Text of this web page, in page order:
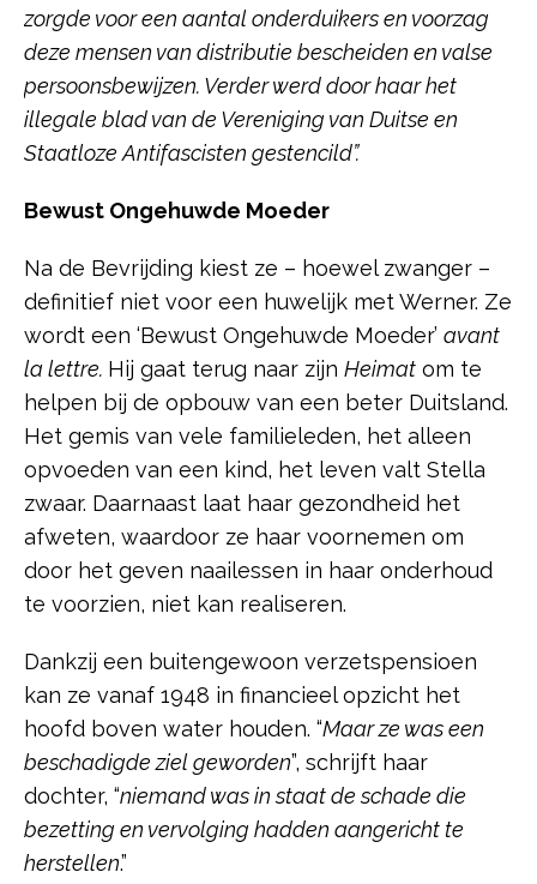
zorgde voor een aantal onderduikers en voorzag
deze mensen van distributie bescheiden en valse
persoonsbewijzen. Verder werd door haar het
illegale blad van de Vereniging van Duitse en
Staatloze Antifascisten gestencild”.
Bewust Ongehuwde Moeder
Na de Bevrijding kiest ze – hoewel zwanger –
definitief niet voor een huwelijk met Werner. Ze
wordt een ‘Bewust Ongehuwde Moeder’ avant
la lettre. Hij gaat terug naar zijn Heimat om te
helpen bij de opbouw van een beter Duitsland.
Het gemis van vele familieleden, het alleen
opvoeden van een kind, het leven valt Stella
zwaar. Daarnaast laat haar gezondheid het
afweten, waardoor ze haar voornemen om
door het geven naailessen in haar onderhoud
te voorzien, niet kan realiseren.
Dankzij een buitengewoon verzetspensioen
kan ze vanaf 1948 in financieel opzicht het
hoofd boven water houden. “Maar ze was een
beschadigde ziel geworden”, schrijft haar
dochter, “niemand was in staat de schade die
bezetting en vervolging hadden aangericht te
herstellen.”